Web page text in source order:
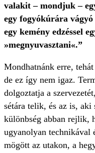
valakit – mondjuk –
egy fogyókúrára
egy kemény edzéssel
»megnyuvasztani«.”
Mondhatnánk erre,
de ez így nem igaz.
dolgoztatja a
sétára telik, és az is,
különbség abban rejlik,
ugyanolyan technikával
mögött az utakon, a